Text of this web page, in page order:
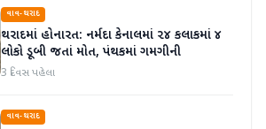
વાવ-થરાદ
થરાદમાં હોનારત: નર્મદા કેનાલમાં ૨૪ કલાકમાં ૪
લોકો ડૂબી જતાં મોત, પંથકમાં ગમગીની
3 દિવસ પહેલા
વાવ-થરાદ